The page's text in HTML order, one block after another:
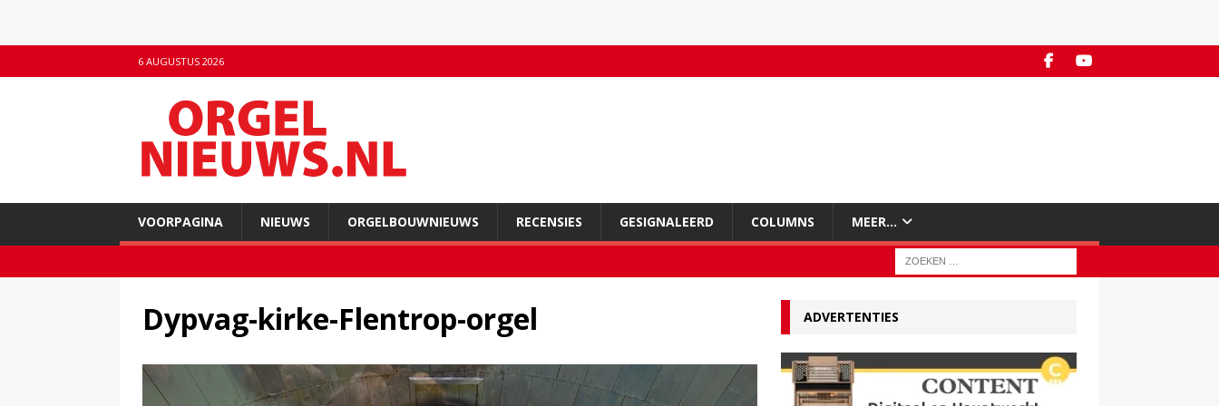
6 AUGUSTUS 2026
VOORPAGINA NIEUWS ORGELBOUWNIEUWS RECENSIES GESIGNALEERD COLUMNS MEER…
Dypvag-kirke-Flentrop-orgel ADVERTENTIES